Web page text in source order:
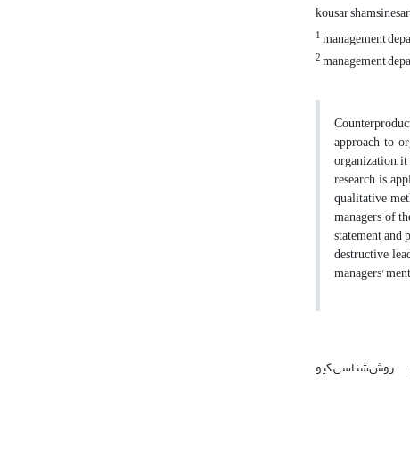
kousar
1management
2management
approach to
organization,
research is
qualitative
managers of
statement
destructive
managers'
روش‌شناسی‌ کیو